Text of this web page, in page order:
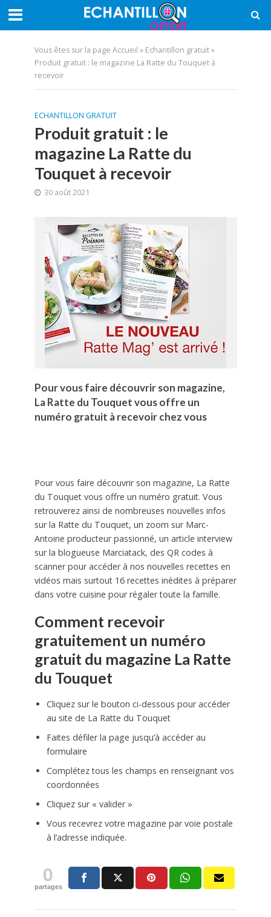
Vous êtes sur la page Accueil » Echantillon gratuit»
Produit gratuit : le magazine La Ratte du Touquet à
recevoir
ECHANTILLON GRATUIT
Produit gratuit : le
magazine La Ratte du
Touquet à recevoir
30 août 2021
Pour vous faire découvrir son magazine,
La Ratte du Touquet vous offre un
numéro gratuit à recevoir chez vous
Pour vous faire découvrir son magazine, La Ratte
du Touquet vous offre un numéro gratuit. Vous
retrouverez ainsi de nombreuses nouvelles infos
sur la Ratte du Touquet, un zoom sur Marc-
Antoine producteur passionné, un article interview
sur la blogueuse Marciatack, des QR codes à
scanner pour accéder à nos nouvelles recettes en
vidéos mais surtout 16 recettes inédites à préparer
dans votre cuisine pour régaler toute la famille.
Comment recevoir
gratuitement un numéro
gratuit du magazine La Ratte
du Touquet
Cliquez sur le bouton ci-dessous pour accéder
au site de La Ratte du Touquet
Faites défiler la page jusqu’à accéder au
formulaire
Complétez tous les champs en renseignant vos
coordonnées
Cliquez sur « valider »
Vous recevrez votre magazine par voie postale
à l’adresse indiquée.
0
partages